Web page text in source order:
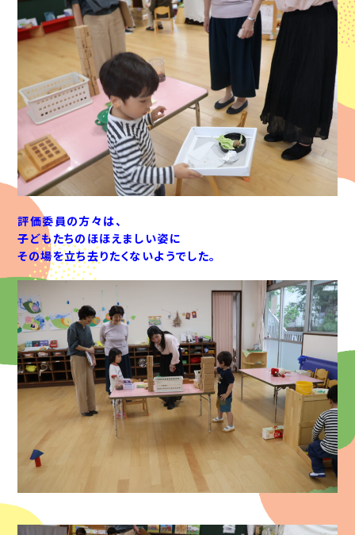
評価委員の方々は、
子どもたちのほほえましい姿に
その場を立ち去りたくないようでした。